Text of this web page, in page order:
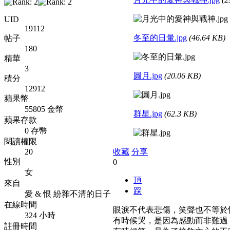
UID
19112
帖子
180
精華
3
積分
12912
蘋果幣
55805 金幣
蘋果存款
0 存幣
閱讀權限
20
性別
女
來自
愛 & 恨 紛雜不清的日子
在線時間
324 小時
註冊時間
冬至的日暈.jpg (46.64 KB)
圓月.jpg (20.06 KB)
群星.jpg (62.3 KB)
收藏 分享
0
頂
踩
眼淚不代表悲傷，笑聲也不等於
有時候哭，是因為感動而非難過